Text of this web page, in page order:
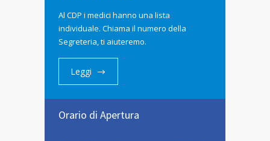
Al CDP i medici hanno una lista
individuale. Chiama il numero della
Segreteria, ti aiuteremo.
Leggi
Orario di Apertura